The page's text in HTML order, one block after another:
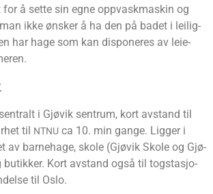
å set­te sin egne opp­vask­ma­skin og
ikke øns­ker å ha den på badet i lei­lig­
har hage som kan dis­po­ne­res av leie­
i Gjø­vik sen­trum, kort avstand til
til NTNU ca 10. min gan­ge. Lig­ger i
av barne­hage, sko­le (Gjø­vik Sko­le og Gjø­
butik­ker. Kort avstand også til tog­sta­sjo­
til Oslo.